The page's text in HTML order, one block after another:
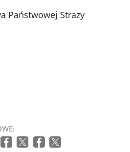
Państwowej Strazy